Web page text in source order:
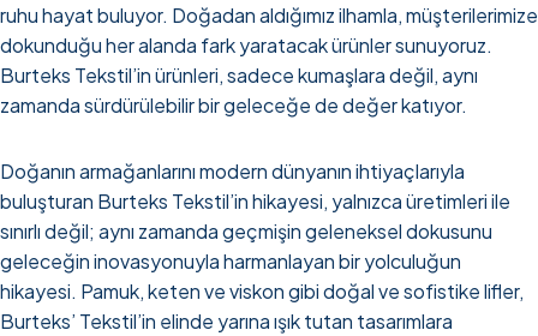
ruhu hayat buluyor. Doğadan aldığımız ilhamla, müşterilerimize
dokunduğu her alanda fark yaratacak ürünler sunuyoruz.
Burteks Tekstil’in ürünleri, sadece kumaşlara değil, aynı
zamanda sürdürülebilir bir geleceğe de değer katıyor.
Doğanın armağanlarını modern dünyanın ihtiyaçlarıyla
buluşturan Burteks Tekstil’in hikayesi, yalnızca üretimleri ile
sınırlı değil; aynı zamanda geçmişin geleneksel dokusunu
geleceğin inovasyonuyla harmanlayan bir yolculuğun
hikayesi. Pamuk, keten ve viskon gibi doğal ve sofistike lifler,
Burteks’ Tekstil’in elinde yarına ışık tutan tasarımlara